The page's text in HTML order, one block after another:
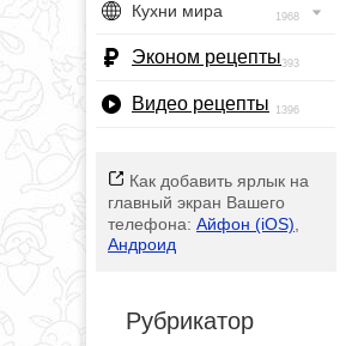
Кухни мира 1968
Эконом рецепты393
Видео рецепты 1396
Как добавить ярлык на
главный экран Вашего
телефона: Айфон (iOS)
Андроид
Рубрикатор